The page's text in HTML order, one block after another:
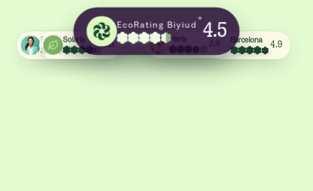
EcoRating Biyiud ®
4.5
Emma
4.4
Barcelona
4.9
Solaria
4.3 María
3.9